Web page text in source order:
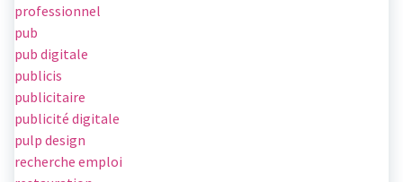
professionnel
pub
pub digitale
publicis
publicitaire
publicité digitale
pulp design
recherche emploi